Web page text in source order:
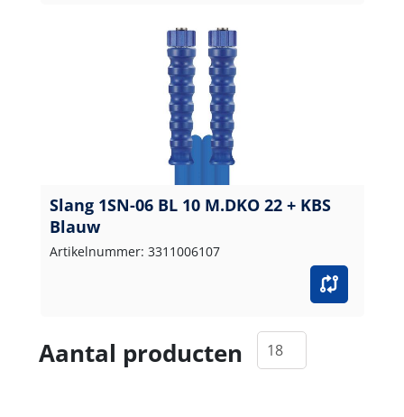
Slang 1SN-06 BL 10 M.DKO 22 + KBS
Blauw
Artikelnummer: 3311006107
Aantal producten